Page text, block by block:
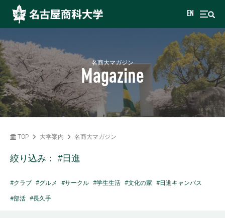
EN
名商大マガジン
Magazine
TOP 大学案内 名商大マガジン
絞り込み： #日進
#クラブ #グルメ #サークル #学生生活 #文化の家 #日進キャンパス
#部活 #長久手